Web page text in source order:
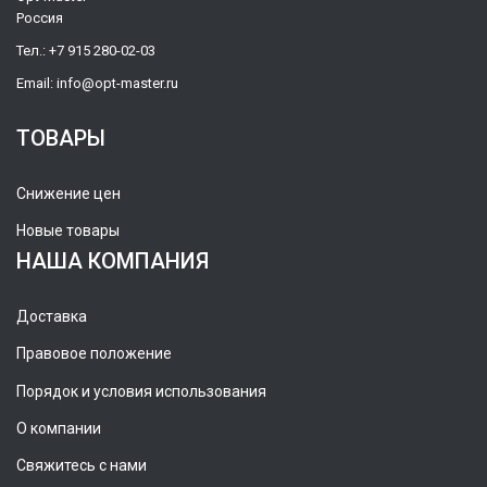
Россия
Тел.: +7 915 280-02-03
Email: info@opt-master.ru
ТОВАРЫ
Снижение цен
Новые товары
НАША КОМПАНИЯ
Доставка
Правовое положение
Порядок и условия использования
О компании
Свяжитесь с нами